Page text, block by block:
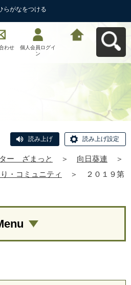
らがなをつける
わせ
個人会員ログイ
ン
読み上げ 読み上げ設定
ー ざまっと ＞ 向日葵連
＞
・コミュニティ ＞
２０１９第